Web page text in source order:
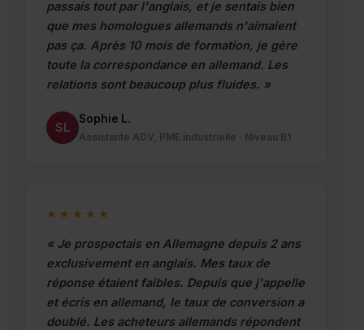
passais tout par l'anglais, et je sentais bien
que mes homologues allemands n'aimaient
pas ça. Après 10 mois de formation, je gère
toute la correspondance en allemand. Les
relations sont beaucoup plus fluides. »
SL
Sophie L.
Assistante ADV, PME industrielle · Niveau B1
★★★★★
« Je prospectais en Allemagne depuis 2 ans
exclusivement en anglais. Mes taux de
réponse étaient faibles. Depuis que j'appelle
et écris en allemand, le taux de conversion a
doublé. Les acheteurs allemands répondent